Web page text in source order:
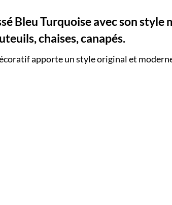
Bleu Turquoise avec son style
chaises, canapés.
apporte un style original et